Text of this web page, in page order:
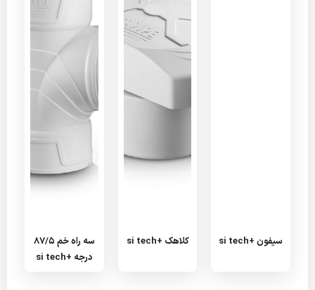
سیفون +si tech کلاهک +si tech
سه راه خم 87/5
درجه +si tech